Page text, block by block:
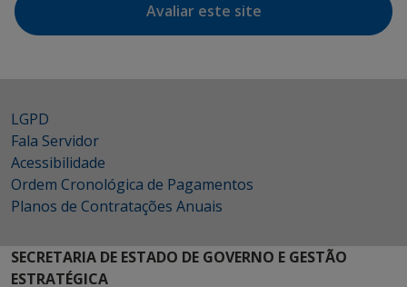
Avaliar este site
LGPD
Fala Servidor
Acessibilidade
Ordem Cronológica de Pagamentos
Planos de Contratações Anuais
SECRETARIA DE ESTADO DE GOVERNO E GESTÃO
ESTRATÉGICA